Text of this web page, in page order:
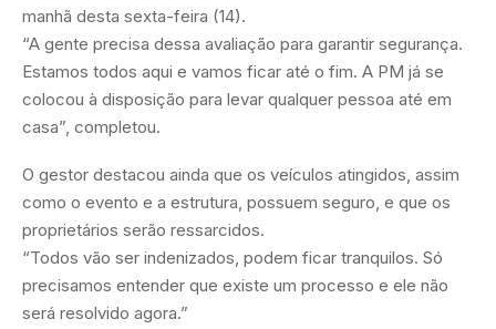
manhã desta sexta-feira (14).
“A gente precisa dessa avaliação para garantir segurança.
Estamos todos aqui e vamos ficar até o fim. A PM já se
colocou à disposição para levar qualquer pessoa até em
casa”, completou.
O gestor destacou ainda que os veículos atingidos, assim
como o evento e a estrutura, possuem seguro, e que os
proprietários serão ressarcidos.
“Todos vão ser indenizados, podem ficar tranquilos. Só
precisamos entender que existe um processo e ele não
será resolvido agora.”